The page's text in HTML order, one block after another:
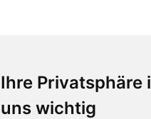
Ihre Privatsphäre
uns wichtig